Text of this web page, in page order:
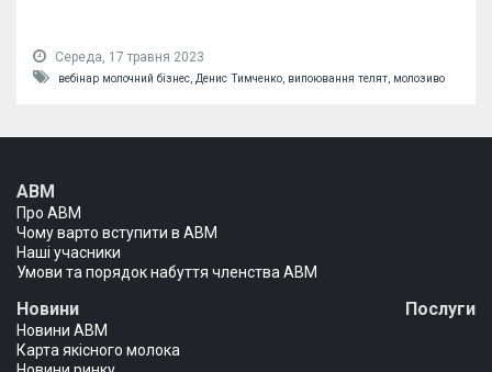
Середа, 17 травня 2023
вебінар молочний бізнес, Денис Тимченко, випоювання телят, молозиво
АВМ
Про АВМ
Чому варто вступити в АВМ
Наші учасники
Умови та порядок набуття членства АВМ
Новини
Новини АВМ
Карта якісного молока
Послуги